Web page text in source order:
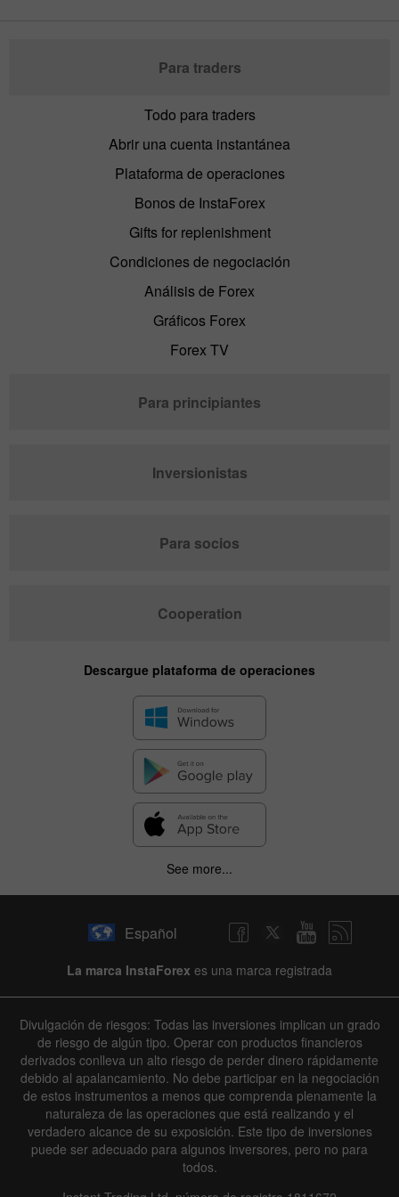
Para traders
Todo para traders
Abrir una cuenta instantánea
Plataforma de operaciones
Bonos de InstaForex
Gifts for replenishment
Condiciones de negociación
Análisis de Forex
Gráficos Forex
Forex TV
Para principiantes
Inversionistas
Para socios
Cooperation
Descargue plataforma de operaciones
See more...
Español
La marca InstaForex es una marca registrada
Divulgación de riesgos: Todas las inversiones implican un grado
de riesgo de algún tipo. Operar con productos financieros
derivados conlleva un alto riesgo de perder dinero rápidamente
debido al apalancamiento. No debe participar en la negociación
de estos instrumentos a menos que comprenda plenamente la
naturaleza de las operaciones que está realizando y el
verdadero alcance de su exposición. Este tipo de inversiones
puede ser adecuado para algunos inversores, pero no para
todos.